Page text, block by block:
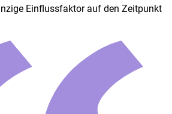
Einflussfaktor auf den Zeitpunkt